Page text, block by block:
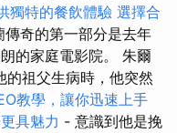
獨特的餐飲體驗 選擇合
傳奇的第一部分是去年
的家庭電影院。 朱爾
祖父生病時，他突然
教學，讓你迅速上手
具魅力 - 意識到他是挽